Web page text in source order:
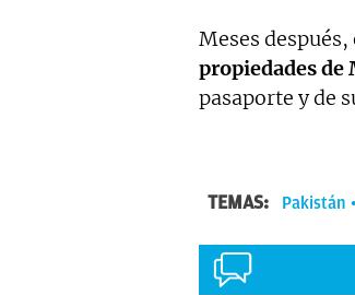
Meses
propiedades de
pasaporte y de
TEMAS: Pakistán